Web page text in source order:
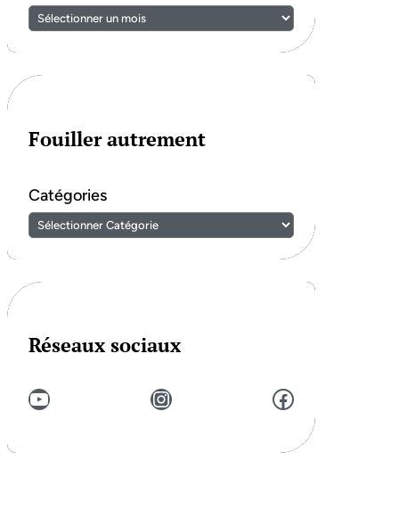
Fouiller autrement
Catégories
Réseaux sociaux
YouTube Instagram Facebook